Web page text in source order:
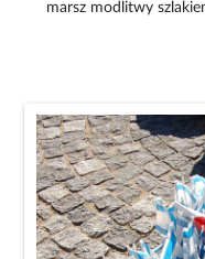
marsz modlitwy